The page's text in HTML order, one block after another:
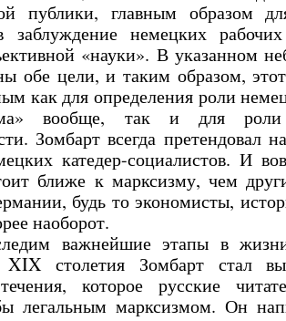
публики, главным образом
заблуждение немецких
«науки». В указанном
обе цели, и таким образом,
как для определения роли
вообще, так и для
Зомбарт всегда претендовал
катедер-социалистов. И
ближе к марксизму, чем
будь то экономисты,
наоборот.
важнейшие этапы в
XIX столетия Зомбарт стал
которое русские
легальным марксизмом. Он